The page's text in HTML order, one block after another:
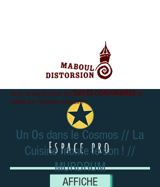
Espace pro
AFFICHE
avec uniquement les DATES CONFIRMÉES et
celles en *option avancée*
Un Os dans le Cosmos // La
Cuisine monte le son ! //
MURDRUM